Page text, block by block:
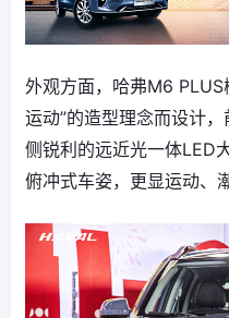
外观方面，哈弗M6 PLUS
运动”的造型理念而设计
侧锐利的远近光一体LED
俯冲式车姿，更显运动、